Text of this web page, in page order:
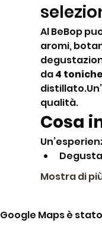
Al BeBop
aromi,
da 4
qualità.
Cosa
Mostra di
Google Maps è